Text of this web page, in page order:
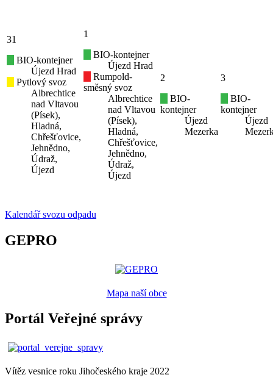
31
BIO-kontejner
Újezd Hrad
Pytlový svoz
Albrechtice
nad Vltavou
(Písek),
Hladná,
Chřešťovice,
Jehnědno,
Údraž,
Újezd
1
BIO-kontejner
Újezd Hrad
Rumpold-
směsný svoz
Albrechtice
nad Vltavou
(Písek),
Hladná,
Chřešťovice,
Jehnědno,
Údraž,
Újezd
2
BIO-
kontejner
Újezd
Mezerka
3
BIO-
kontejner
Újezd
Kalendář svozu odpadu
GEPRO
Mapa naší obce
Portál Veřejné správy
Vítěz vesnice roku Jihočeského kraje 2022